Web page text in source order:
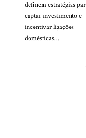
definem estratégias
captar investimento e
incentivar ligações
domésticas…